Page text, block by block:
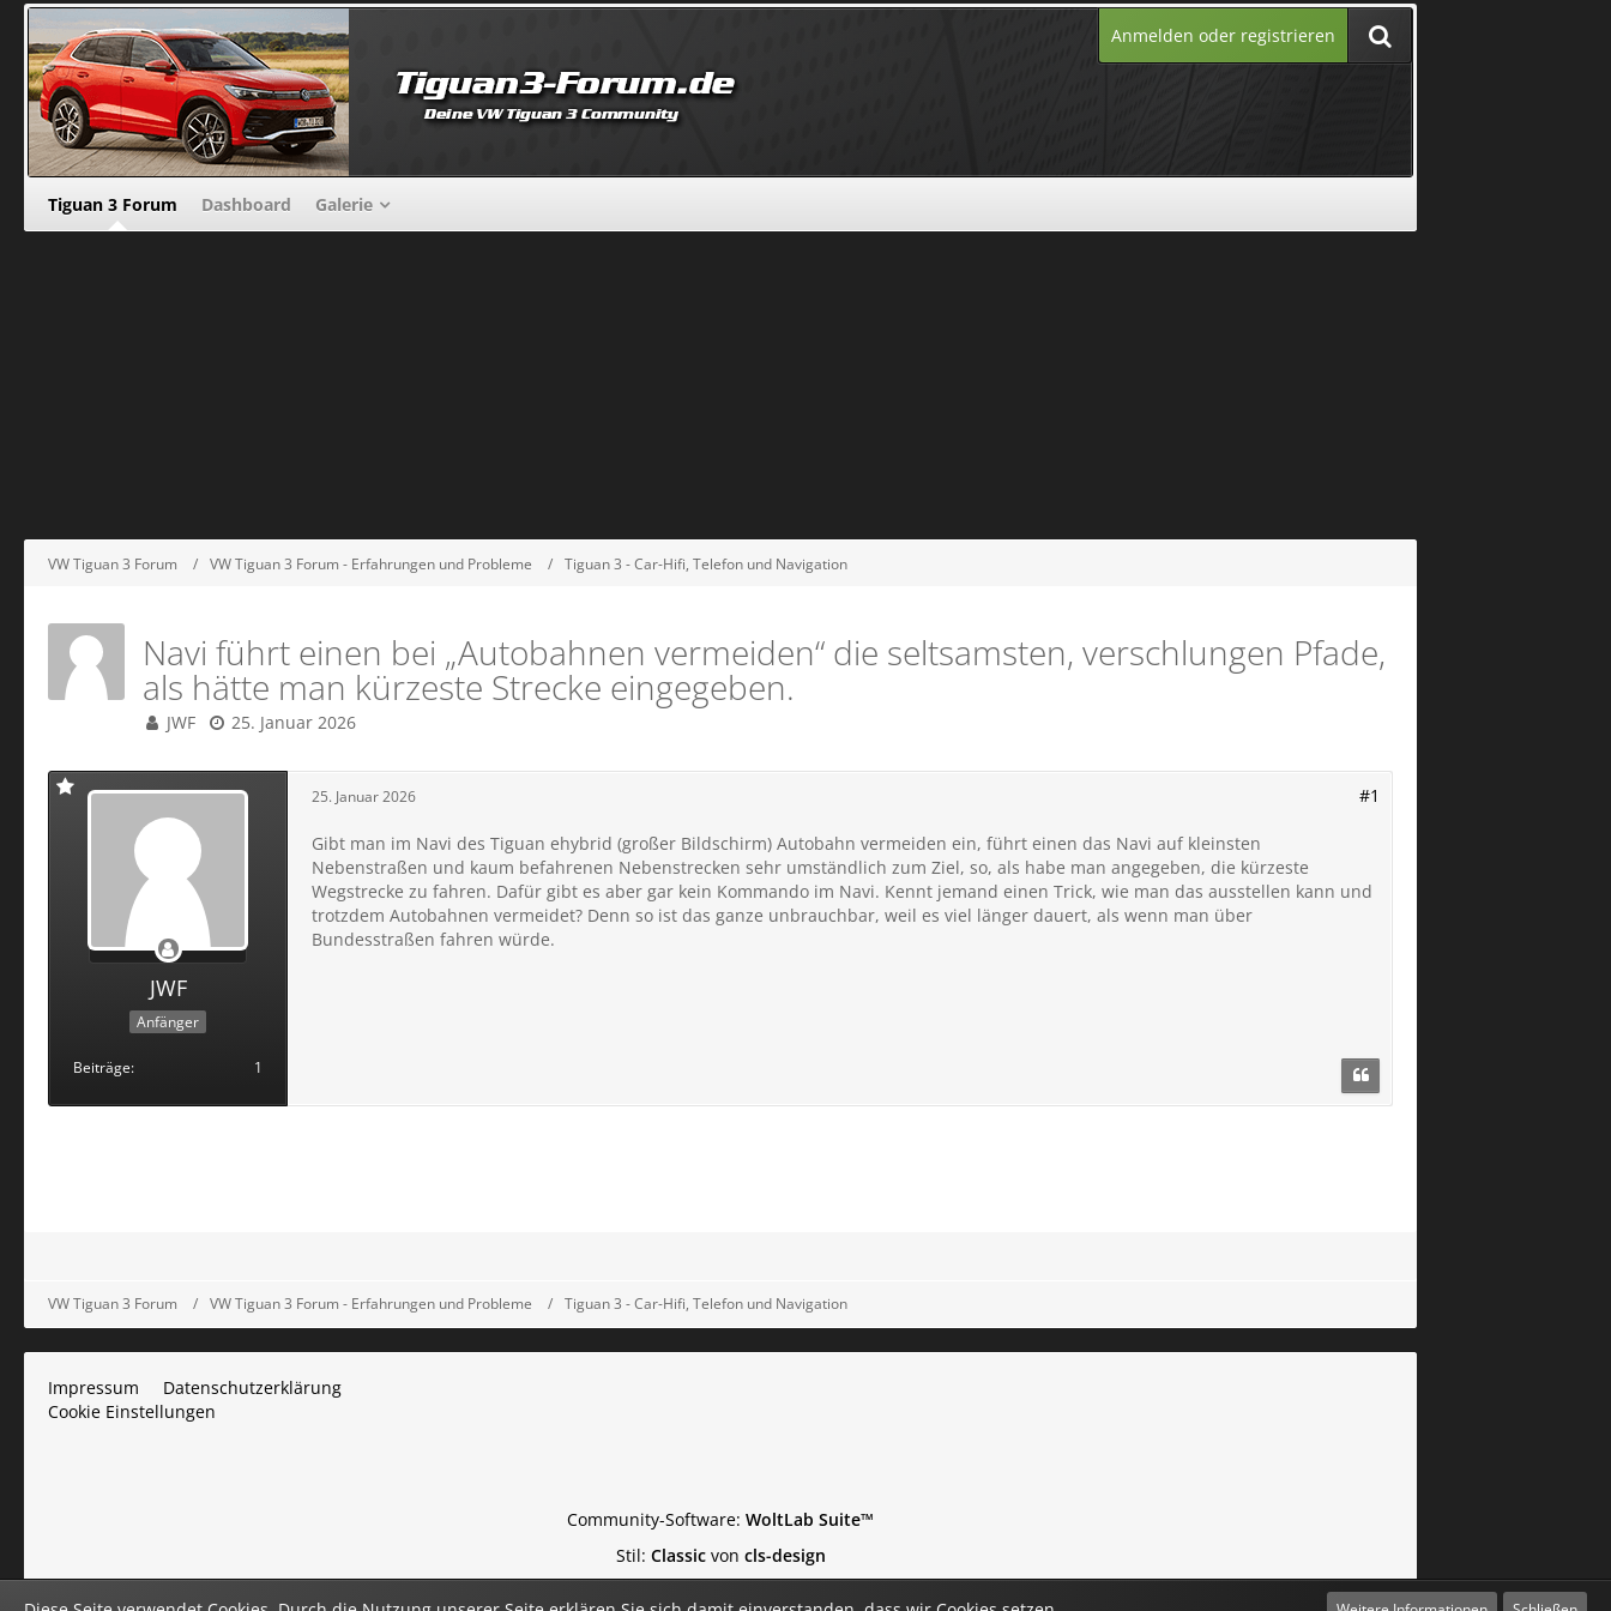
Anmelden oder registrieren
Tiguan 3 Forum Dashboard Galerie
VW Tiguan 3 Forum VW Tiguan 3 Forum - Erfahrungen und Probleme Tiguan 3 - Car-Hifi, Telefon und Navigation
Navi führt einen bei „Autobahnen vermeiden“ die seltsamsten, verschlungen Pfade,
als hätte man kürzeste Strecke eingegeben.
JWF 25. Januar 2026
JWF
Anfänger
Beiträge 1
25. Januar 2026 #1
Gibt man im Navi des Tiguan ehybrid (großer Bildschirm) Autobahn vermeiden ein, führt einen das Navi auf kleinsten
Nebenstraßen und kaum befahrenen Nebenstrecken sehr umständlich zum Ziel, so, als habe man angegeben, die kürzeste
Wegstrecke zu fahren. Dafür gibt es aber gar kein Kommando im Navi. Kennt jemand einen Trick, wie man das ausstellen kann und
trotzdem Autobahnen vermeidet? Denn so ist das ganze unbrauchbar, weil es viel länger dauert, als wenn man über
Bundesstraßen fahren würde.
VW Tiguan 3 Forum VW Tiguan 3 Forum - Erfahrungen und Probleme Tiguan 3 - Car-Hifi, Telefon und Navigation
Impressum
Datenschutzerklärung
Cookie Einstellungen
Community-Software: WoltLab Suite™
Stil: Classicvon cls-design